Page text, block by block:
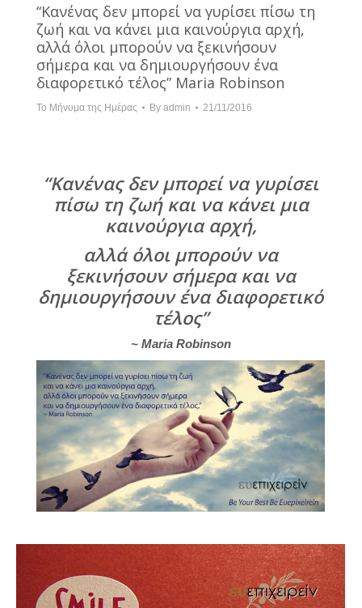
“Κανένας δεν μπορεί να γυρίσει πίσω τη
ζωή και να κάνει μια καινούργια αρχή,
αλλά όλοι μπορούν να ξεκινήσουν
σήμερα και να δημιουργήσουν ένα
διαφορετικό τέλος” Maria Robinson
Το Μήνυμα της Ημέρας By admin 21/11/2016
“Κανένας δεν μπορεί να γυρίσει
πίσω τη ζωή και να κάνει μια
καινούργια αρχή,
αλλά όλοι μπορούν να
ξεκινήσουν σήμερα και να
δημιουργήσουν ένα διαφορετικό
τέλος”
~ Maria Robinson